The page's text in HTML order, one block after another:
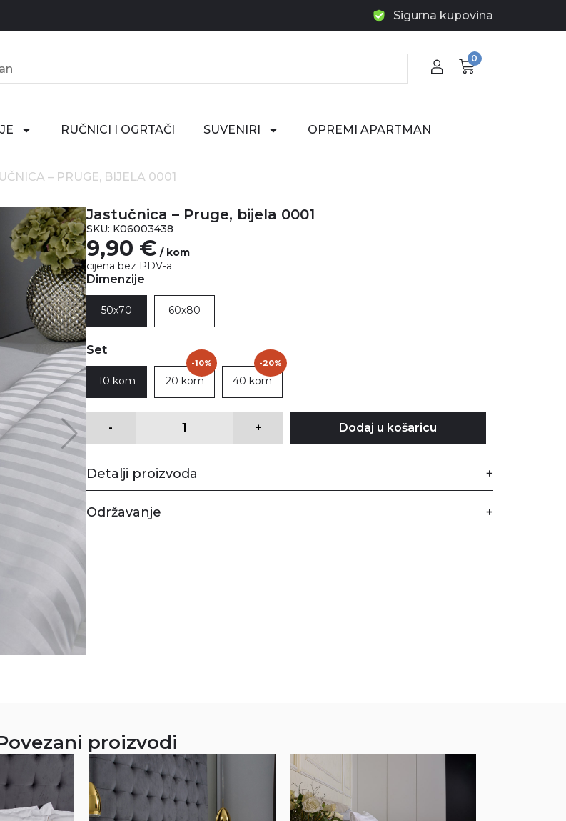
Sigurna kupovina
0
RUČNICI I OGRTAČI SUVENIRI OPREMI APARTMAN
– PRUGE, BIJELA 0001
Jastučnica – Pruge, bijela 0001
SKU: K06003438
9,90 € / kom
cijena bez PDV-a
Dimenzije
50x70 60x80
Set
10 kom 20 kom
-10%
40 kom
-20%
- + Dodaj u košaricu
Detalji proizvoda
Održavanje
proizvodi